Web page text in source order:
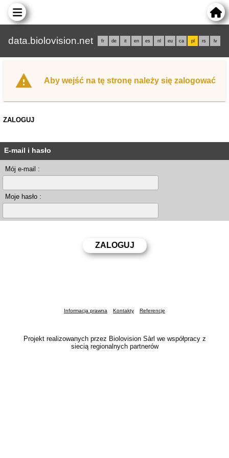
data.biolovision.net fr de it en es nl eu ca pl rs lv
Aby wejść na tę stronę należy się zalogować
ZALOGUJ
E-mail i hasło
Mój e-mail :
Moje hasło :
Informacja prawna Kontakty Referencje
Projekt realizowanych przez Biolovision Sàrl we współpracy z
siecią regionalnych partnerów